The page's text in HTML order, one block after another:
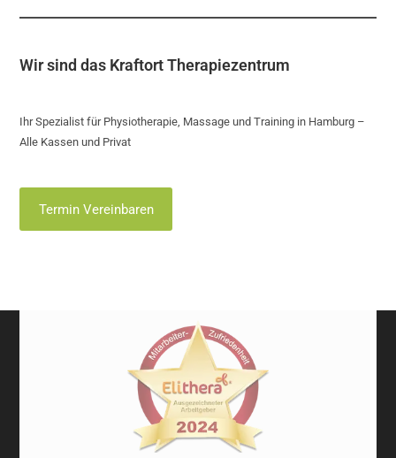
Wir sind das Kraftort Therapiezentrum
Ihr Spezialist für Physiotherapie, Massage und Training in Hamburg –
Alle Kassen und Privat
Termin Vereinbaren